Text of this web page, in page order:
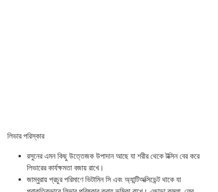
লিভার পরিস্কার
রসুনের এমন কিছু উত্তেজক উপাদান আছে যা শরীর থেকে টক্সিন বের করে
লিভারের কার্যক্ষমতা বজায় রাখে।
জাম্বুরায় প্রচুর পরিমাণে ভিটামিন সি এবং অ্যান্টিঅক্সিডেন্ট থাকে যা